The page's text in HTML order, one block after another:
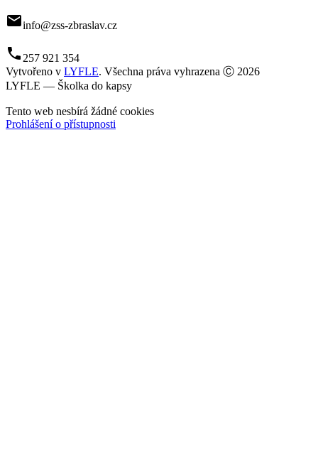
mailinfo@zss-zbraslav.cz
phone 257 921 354
Vytvořeno v LYFLE. Všechna práva vyhrazena Ⓒ 2026
LYFLE — Školka do kapsy
Tento web nesbírá žádné cookies
Prohlášení o přístupnosti